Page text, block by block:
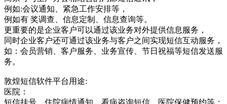
例如:会议通知、紧急工作安排等，
例如有 奖调查、信息定制、信息查询等。
更重要的是企业客户可以通过该业务对外提供信息服务，
同时企业客户还可通过该业务与客户之间实现短信互动服务，
如：会员营销、客户服务、业务宣传、节日祝福等短信发送服
务。
敦煌短信软件平台用途:
医院：
短信挂号、住院病情通知、看病咨询短信、医院保健预约等；